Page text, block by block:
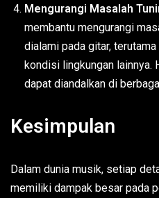
Mengurangi Masalah
membantu mengurangi
dialami pada gitar,
kondisi lingkungan lainnya.
dapat diandalkan di
Kesimpulan
Dalam dunia musik, setiap
memiliki dampak besar pada